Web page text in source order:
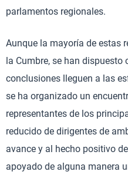
parlamentos regionales.
Aunque la mayoría de estas
la Cumbre, se han dispuesto
conclusiones lleguen a las
se ha organizado un
representantes de los
reducido de dirigentes de
avance y al hecho positivo
apoyado de alguna manera